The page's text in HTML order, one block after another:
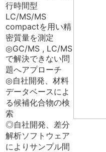
行時間型
LC/MS/MS
compactを用い精
密質量を測定
◎GC/MS , LC/MS
で解決できない問
題へアプローチ
◎自社開発、材料
データベースによ
る候補化合物の検
索
◎自社開発、差分
解析ソフトウェア
によりサンプル間